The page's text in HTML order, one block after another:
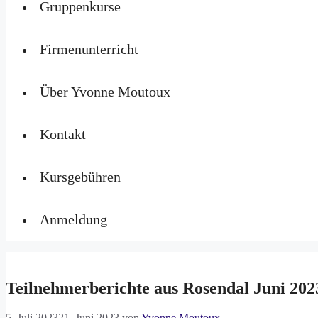
Gruppenkurse
Firmenunterricht
Über Yvonne Moutoux
Kontakt
Kursgebühren
Anmeldung
Teilnehmerberichte aus Rosendal Juni